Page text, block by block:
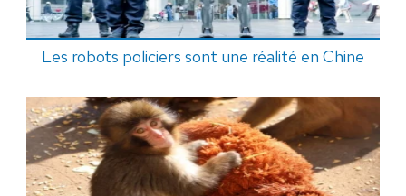
Les robots policiers sont une réalité en Chine